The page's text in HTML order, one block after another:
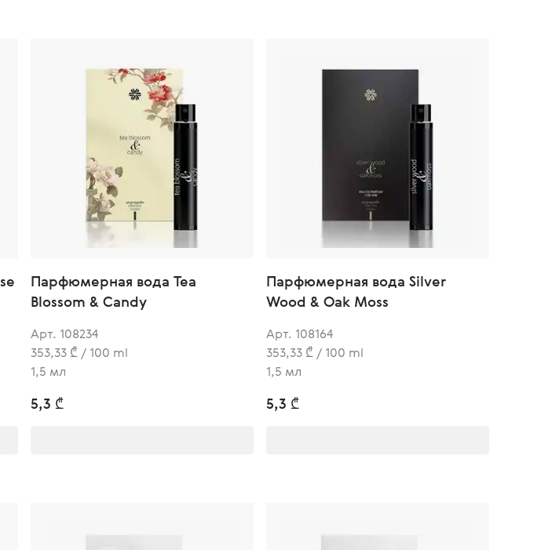
Парфюмерная вода Tea
Blossom & Candy
Арт. 108234
353,33 ₾ / 100 ml
1,5 мл
5,3 ₾
Парфюмерная вода Silver
Wood & Oak Moss
Арт. 108164
353,33 ₾ / 100 ml
1,5 мл
5,3 ₾